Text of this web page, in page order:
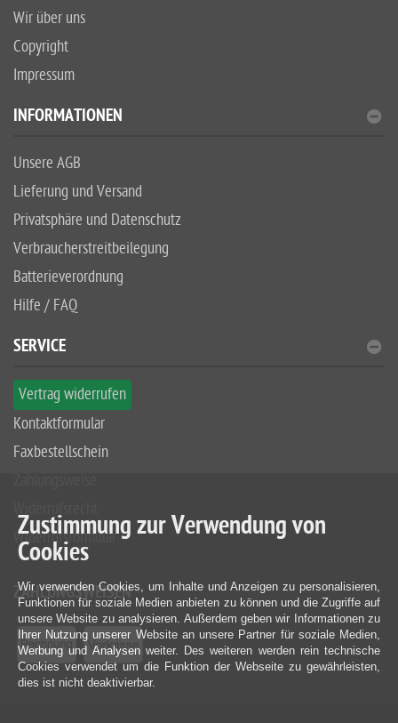
Wir über uns
Copyright
Impressum
INFORMATIONEN
Unsere AGB
Lieferung und Versand
Privatsphäre und Datenschutz
Verbraucherstreitbeilegung
Batterieverordnung
Hilfe / FAQ
SERVICE
Vertrag widerrufen
Kontaktformular
Faxbestellschein
Widerrufsformular
ZAHLUNGSWEISEN
Zustimmung zur Verwendung von
Cookies
Wir verwenden Cookies, um Inhalte und Anzeigen zu personalisieren,
Funktionen für soziale Medien anbieten zu können und die Zugriffe auf
unsere Website zu analysieren. Außerdem geben wir Informationen zu
Ihrer Nutzung unserer Website an unsere Partner für soziale Medien,
Werbung und Analysen weiter. Des weiteren werden rein technische
Cookies verwendet um die Funktion der Webseite zu gewährleisten,
dies ist nicht deaktivierbar.